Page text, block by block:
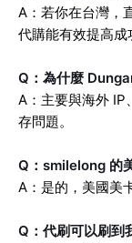
A：若你在台灣，
代購能有效提高成
Q：為什麼
A：主要與海外 IP
存問題。
Q：smilelong 的
A：是的，美國美
Q：代刷可以刷到